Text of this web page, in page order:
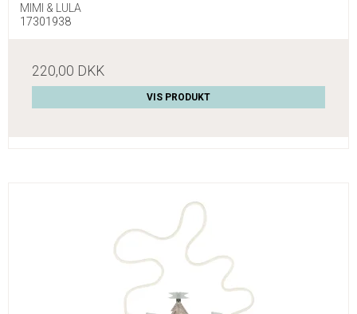
MIMI & LULA
17301938
220,00 DKK
VIS PRODUKT